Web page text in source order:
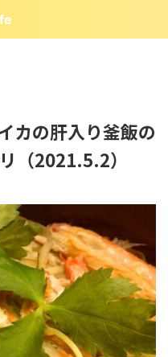
カの肝入り釜飯の
（2021.5.2）